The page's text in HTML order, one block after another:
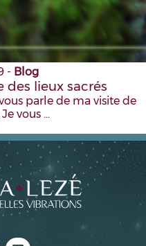
- Blog
des lieux sacrés
parle de ma visite de
vous …